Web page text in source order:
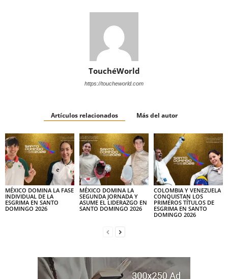
TouchéWorld
https://toucheworld.com
Artículos relacionados Más del autor
MÉXICO DOMINA LA FASE
INDIVIDUAL DE LA
ESGRIMA EN SANTO
DOMINGO 2026
MÉXICO DOMINA LA
SEGUNDA JORNADA Y
ASUME EL LIDERAZGO EN
SANTO DOMINGO 2026
COLOMBIA Y VENEZUELA
CONQUISTAN LOS
PRIMEROS TÍTULOS DE
ESGRIMA EN SANTO
DOMINGO 2026